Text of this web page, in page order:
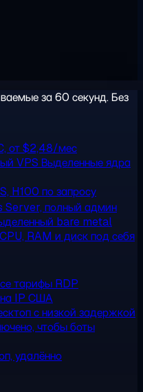
за 60 секунд. Без
от $2,48/мес
VPS Выделенные ядра
H100 по запросу
Server, полный админ
bare metal
RAM и диск под себя
тарифы RDP
IP США
с низкой задержкой
чтобы боты
удалённо